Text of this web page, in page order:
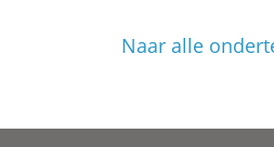
Naar alle